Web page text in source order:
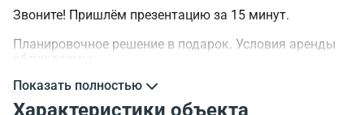
Звоните! Пришлём презентацию за 15 минут.
Планировочное решение в подарок. Условия аренды
обсуждаемы.
>ID объекта - 106232.
Показать полностью
Характеристики объекта